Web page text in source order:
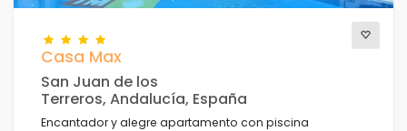
Casa Max
San Juan de los
Terreros, Andalucía, España
Encantador y alegre apartamento con piscina